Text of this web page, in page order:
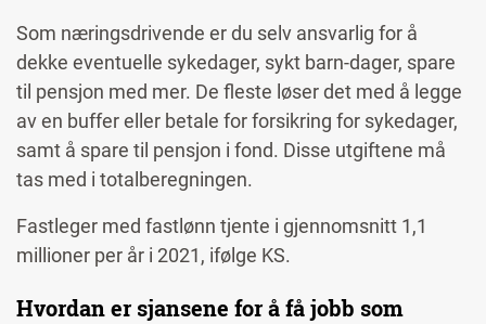
Som næringsdrivende er du selv ansvarlig for å
dekke eventuelle sykedager, sykt barn-dager, spare
til pensjon med mer. De fleste løser det med å legge
av en buffer eller betale for forsikring for sykedager,
samt å spare til pensjon i fond. Disse utgiftene må
tas med i totalberegningen.
Fastleger med fastlønn tjente i gjennomsnitt 1,1
millioner per år i 2021, ifølge KS.
Hvordan er sjansene for å få jobb som